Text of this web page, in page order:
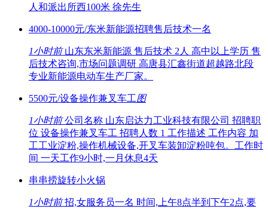
人和派出所西100米 徐先生
4000-10000元/东米新能源招聘售后技术一名
1小时前山东东米新能源 售后技术 2人 高中以上学历 售
后技术咨询,市场问题调研 高唐县汇鑫街道超越路北段
专业新能源电动车生产厂家。
5500元/设备操作兼叉车工图
1小时前公司名称 山东启达力工业科技有限公司 招聘职
位 设备操作兼叉车工 招聘人数 1 工作描述 工作内容 加
工工业淀粉,操作机械设备,开叉车装卸淀粉吨包。工作时
间 一天工作9小时,一月休息4天
串串捞旋转小火锅
1小时前招,女服务员一名 时间,上午8点半到下午2点,要